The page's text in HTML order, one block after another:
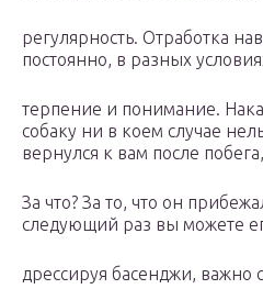
регулярность. Отработка
постоянно, в разных
терпение и понимание.
собаку ни в коем случае
вернулся к вам после
За что? За то, что он
следующий раз вы можете
дрессируя басенджи, важно